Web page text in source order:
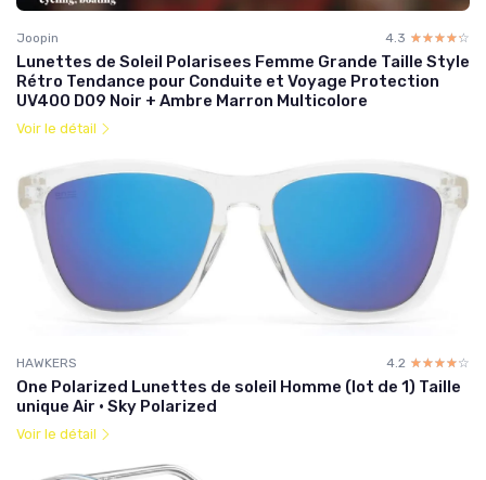
Joopin 4.3 ☆☆☆☆☆
★★★★★
Lunettes de Soleil Polarisees Femme Grande Taille Style
Rétro Tendance pour Conduite et Voyage Protection
UV400 D09 Noir + Ambre Marron Multicolore
Voir le détail
HAWKERS 4.2 ☆☆☆☆☆
★★★★★
One Polarized Lunettes de soleil Homme (lot de 1) Taille
unique Air · Sky Polarized
Voir le détail